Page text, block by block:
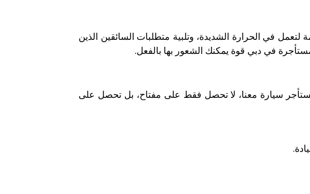
في الحرارة الشديدة، وتلبية متطلبات السائقين الذين
في دبي قوة يمكنك الشعور بها بالفعل.
سيارة معنا، لا تحصل فقط على مفتاح، بل تحصل على
.